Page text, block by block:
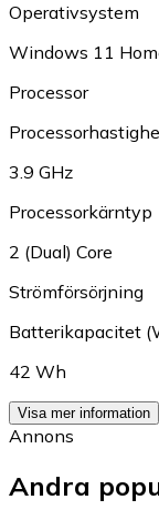
Operativsystem
Windows 11
Processor
3.9 GHz
Processorkärntyp
2 (Dual) Core
Strömförsörjning
Batterikapacitet
42 Wh
Visa mer information
Annons
Andra